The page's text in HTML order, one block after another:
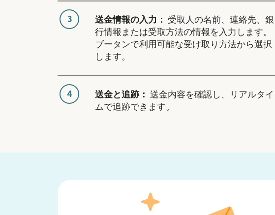
3 送金情報の入力：
受取人の名前、連絡先、銀
行情報または受取方法の情報を入力します。
ブータンで利用可能な受け取り方法から選択
します。
4 送金と追跡：
送金内容を確認し、リアルタイ
ムで追跡できます。